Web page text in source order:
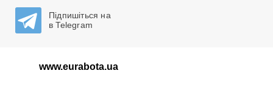
Підпишіться на
в Telegram
www.eurabota.ua